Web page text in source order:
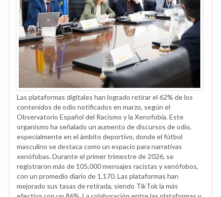
Las plataformas digitales han logrado retirar el 62% de los
contenidos de odio notificados en marzo, según el
Observatorio Español del Racismo y la Xenofobia. Este
organismo ha señalado un aumento de discursos de odio,
especialmente en el ámbito deportivo, donde el fútbol
masculino se destaca como un espacio para narrativas
xenófobas. Durante el primer trimestre de 2026, se
registraron más de 105,000 mensajes racistas y xenófobos,
con un promedio diario de 1,170. Las plataformas han
mejorado sus tasas de retirada, siendo TikTok la más